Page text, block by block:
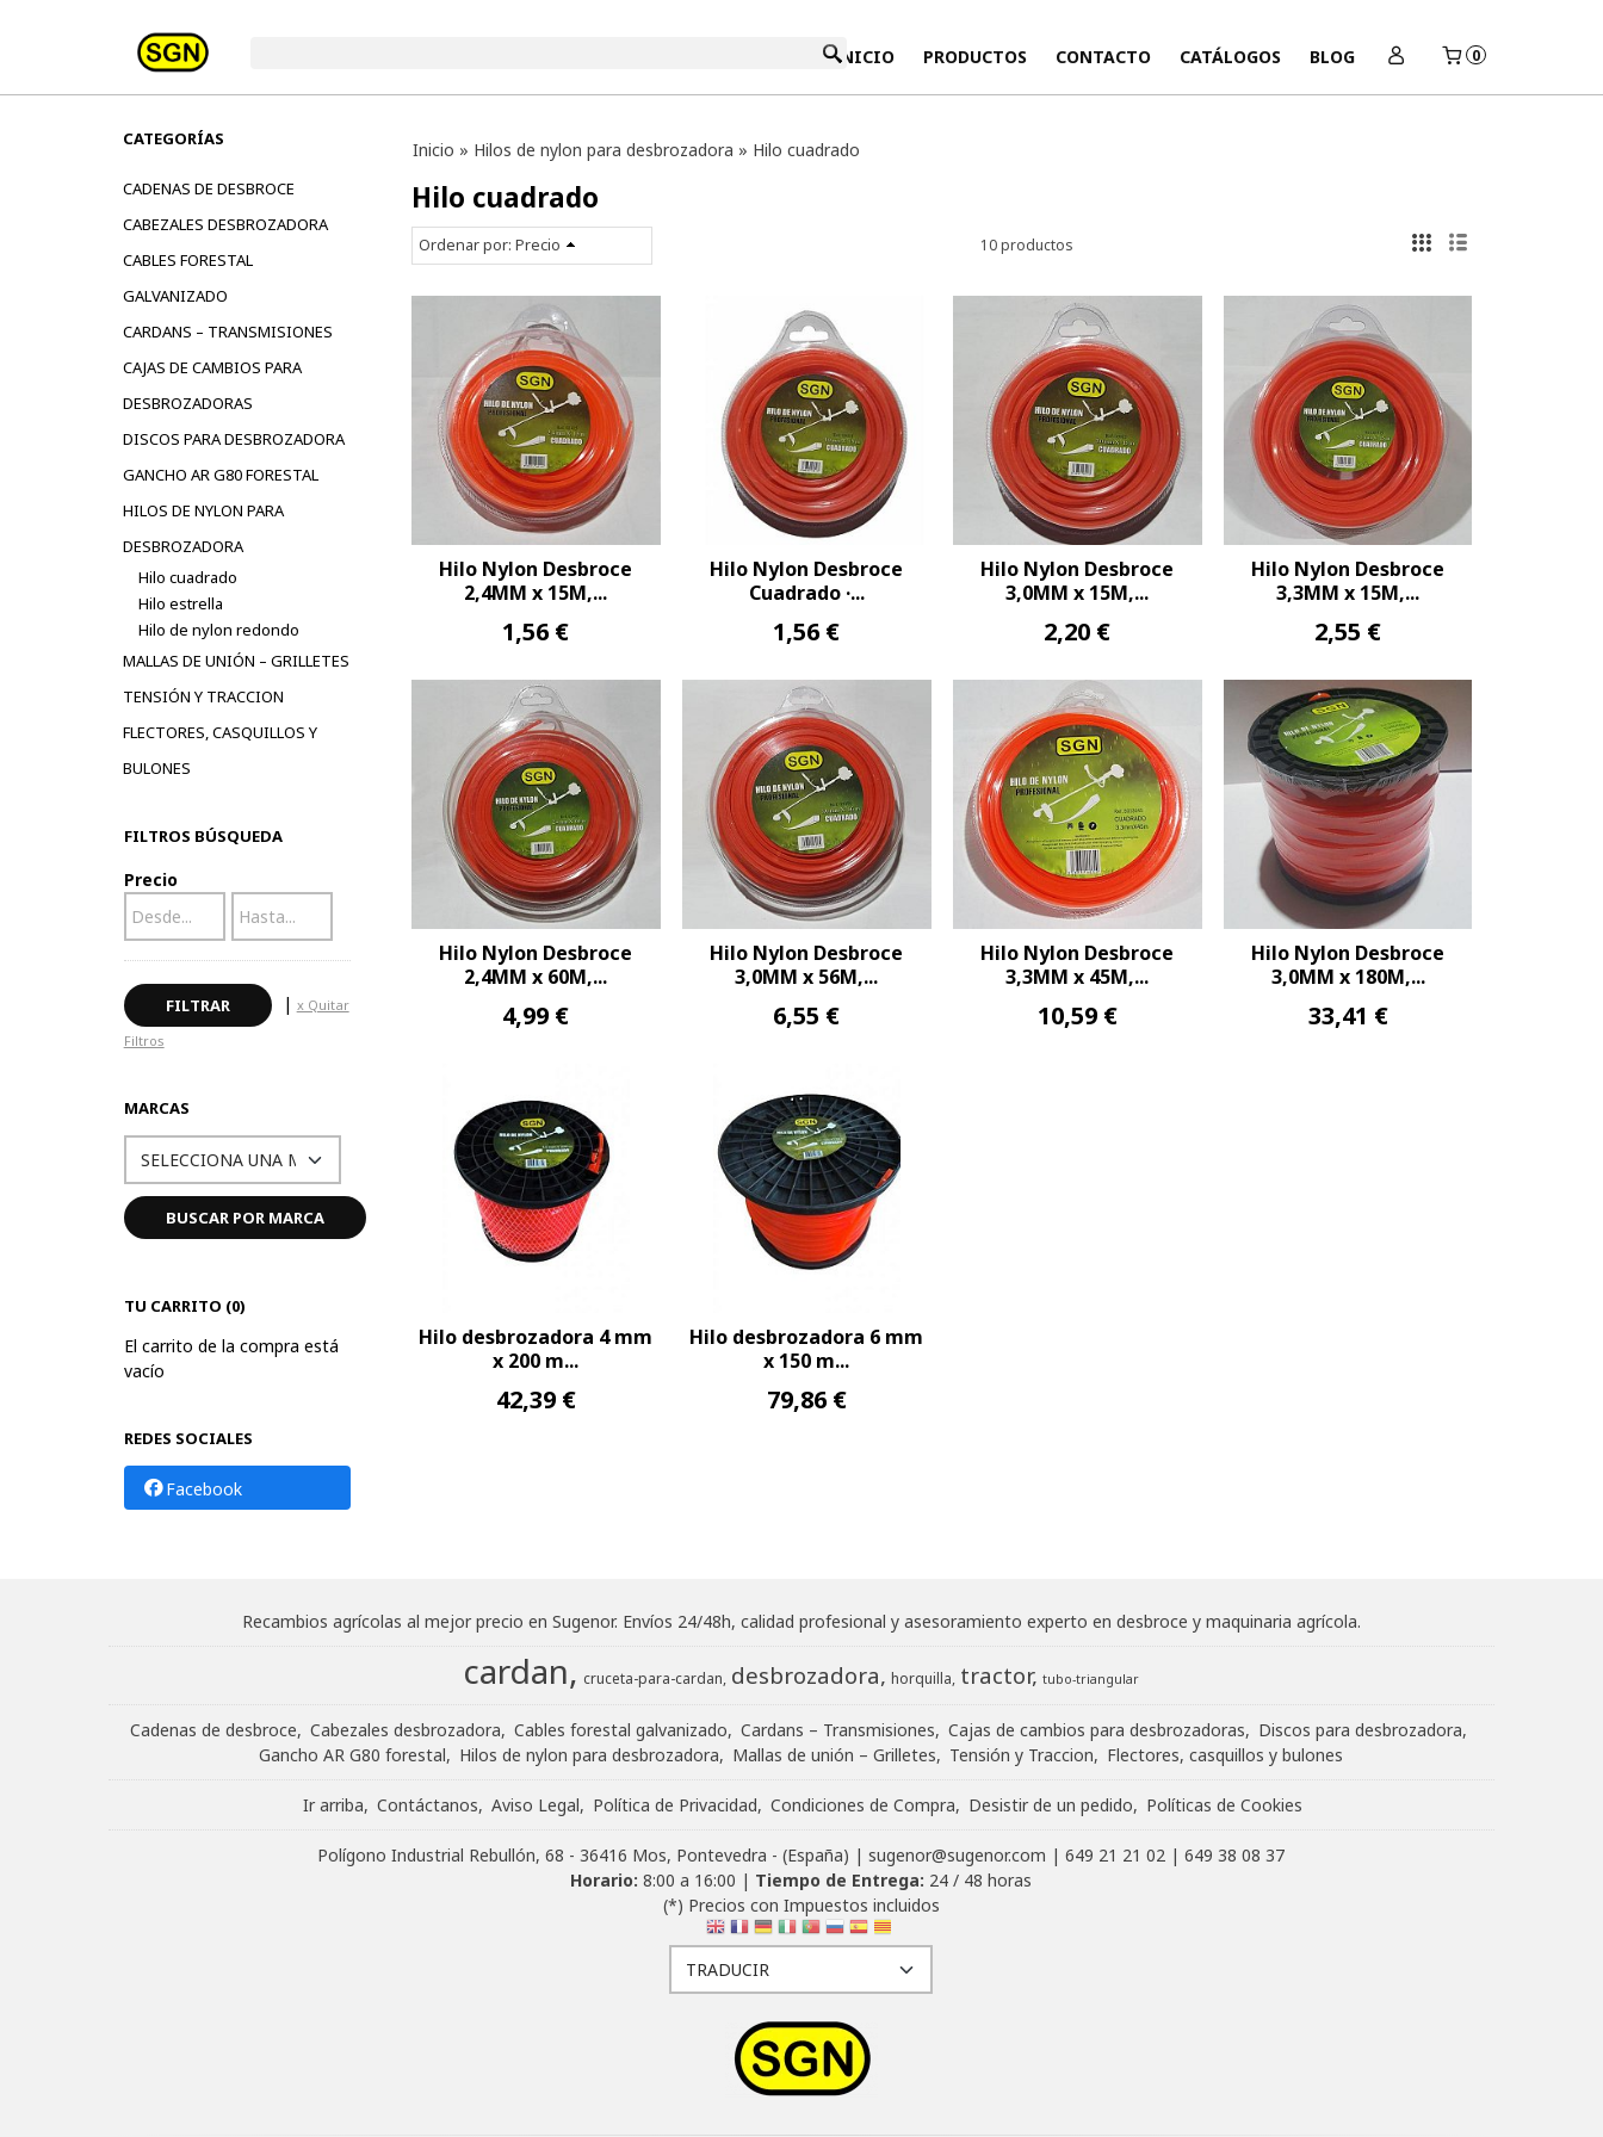
INICIO PRODUCTOS CONTACTO CATÁLOGOS BLOG 0
CATEGORÍAS
CADENAS DE DESBROCE
CABEZALES DESBROZADORA
CABLES FORESTAL
GALVANIZADO
CARDANS – TRANSMISIONES
CAJAS DE CAMBIOS PARA
DESBROZADORAS
DISCOS PARA DESBROZADORA
GANCHO AR G80 FORESTAL
HILOS DE NYLON PARA
DESBROZADORA
Hilo cuadrado
Hilo estrella
Hilo de nylon redondo
MALLAS DE UNIÓN – GRILLETES
TENSIÓN Y TRACCION
FLECTORES, CASQUILLOS Y
BULONES
FILTROS BÚSQUEDA
Precio
| x Quitar
Filtros
MARCAS
TU CARRITO (0)
El carrito de la compra está
vacío
REDES SOCIALES
Facebook
Inicio » Hilos de nylon para desbrozadora » Hilo cuadrado
Hilo cuadrado
Ordenar por: Precio 10 productos
Hilo Nylon Desbroce
2,4MM x 15M,...
1,56 €
Hilo Nylon Desbroce
Cuadrado ·...
1,56 €
Hilo Nylon Desbroce
3,0MM x 15M,...
2,20 €
Hilo Nylon Desbroce
3,3MM x 15M,...
2,55 €
Hilo Nylon Desbroce
2,4MM x 60M,...
4,99 €
Hilo Nylon Desbroce
3,0MM x 56M,...
6,55 €
Hilo Nylon Desbroce
3,3MM x 45M,...
10,59 €
Hilo Nylon Desbroce
3,0MM x 180M,...
33,41 €
Hilo desbrozadora 4 mm
x 200 m...
42,39 €
Hilo desbrozadora 6 mm
x 150 m...
79,86 €
Recambios agrícolas al mejor precio en Sugenor. Envíos 24/48h, calidad profesional y asesoramiento experto en desbroce y maquinaria agrícola.
cardan cruceta-para-cardan desbrozadora horquilla tractor tubo-triangular
Cadenas de desbroce Cabezales desbrozadora Cables forestal galvanizado Cardans – Transmisiones Cajas de cambios para desbrozadoras
Discos para desbrozadora
Gancho AR G80 forestal
Hilos de nylon para desbrozadora Mallas de unión – Grilletes Tensión y Traccion Flectores, casquillos y bulones
Ir arriba Contáctanos Aviso Legal Política de Privacidad Condiciones de Compra Desistir de un pedido Políticas de Cookies
Polígono Industrial Rebullón, 68 - 36416 Mos, Pontevedra - (España) | sugenor@sugenor.com |649 21 21 02 |649 38 08 37
Horario:8:00 a 16:00 | Tiempo de Entrega: 24 / 48 horas
(*) Precios con Impuestos incluidos